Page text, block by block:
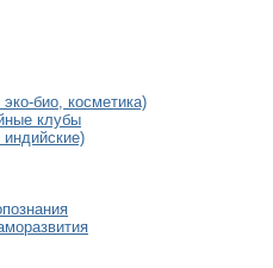
био, косметика)
клубы